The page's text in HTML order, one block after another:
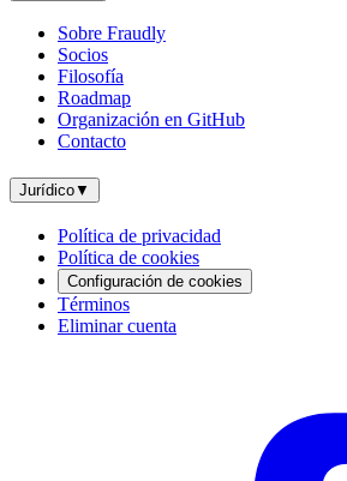
Sobre Fraudly
Socios
Filosofía
Roadmap
Organización en GitHub
Contacto
Jurídico▼
Política de privacidad
Política de cookies
Configuración de cookies
Términos
Eliminar cuenta